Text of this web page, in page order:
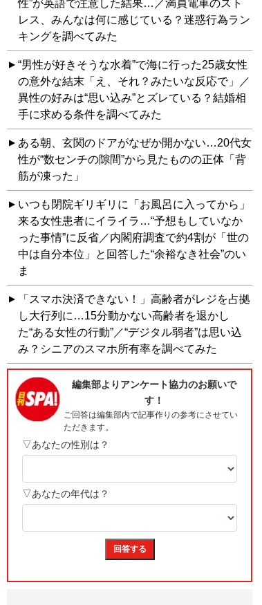
性”が英語で注意した結果…／満員電車のスト
レス、みんなは何に感じている？迷惑行為ラン
キングを調べてみた
“男性が好きそうな水着”で海に行った25歳女性
の意外な結末「え、それ？みたいな反応で」／
異性の好みは“思い込み”とズレている？結婚相
手に求める条件を調べてみた
ある朝、玄関のドアがなぜか開かない…20代女
性が“数センチの隙間”から見たものの正体「背
筋が凍った」
いつも閉院ギリギリに「お風呂に入ってから」
来る女性患者にイライラ…“予想もしていなか
った事情”に反省／内閣府調査で約4割が「世の
中は自分本位」と回答した“余裕なき社会”のい
ま
「スマホ決済できない！」高齢者がレジを占拠
し大行列に…15分動かない高齢者を退かし
た“ある女性の行動”／“デジタル弱者”は思い込
み？シニアのスマホ所有率を調べてみた